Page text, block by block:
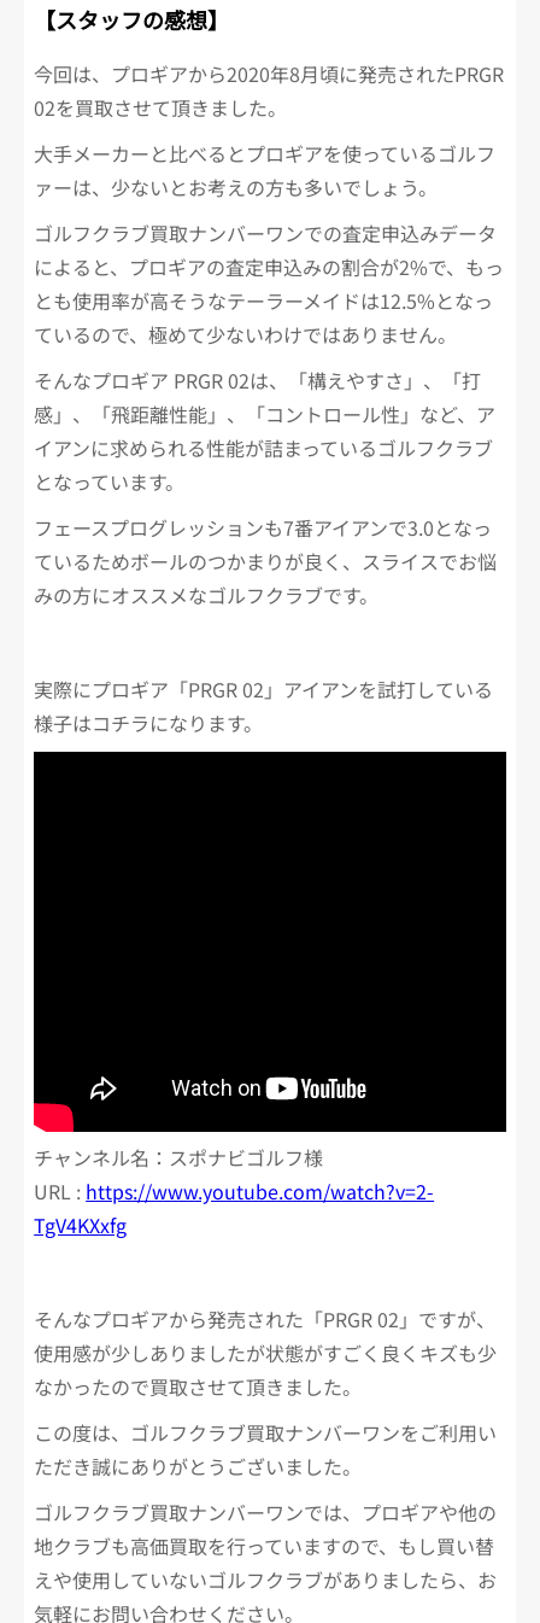
【スタッフの感想】
今回は、プロギアから2020年8月頃に発売されたPRGR
02を買取させて頂きました。
大手メーカーと比べるとプロギアを使っているゴルフ
ァーは、少ないとお考えの方も多いでしょう。
ゴルフクラブ買取ナンバーワンでの査定申込みデータ
によると、プロギアの査定申込みの割合が2%で、もっ
とも使用率が高そうなテーラーメイドは12.5%となっ
ているので、極めて少ないわけではありません。
そんなプロギア PRGR 02は、「構えやすさ」、「打
感」、「飛距離性能」、「コントロール性」など、ア
イアンに求められる性能が詰まっているゴルフクラブ
となっています。
フェースプログレッションも7番アイアンで3.0となっ
ているためボールのつかまりが良く、スライスでお悩
みの方にオススメなゴルフクラブです。
実際にプロギア「PRGR 02」アイアンを試打している
様子はコチラになります。
チャンネル名：スポナビゴルフ様
URL : https://www.youtube.com/watch?v=2-
TgV4KXxfg
そんなプロギアから発売された「PRGR 02」ですが、
使用感が少しありましたが状態がすごく良くキズも少
なかったので買取させて頂きました。
この度は、ゴルフクラブ買取ナンバーワンをご利用い
ただき誠にありがとうございました。
ゴルフクラブ買取ナンバーワンでは、プロギアや他の
地クラブも高価買取を行っていますので、もし買い替
えや使用していないゴルフクラブがありましたら、お
気軽にお問い合わせください。